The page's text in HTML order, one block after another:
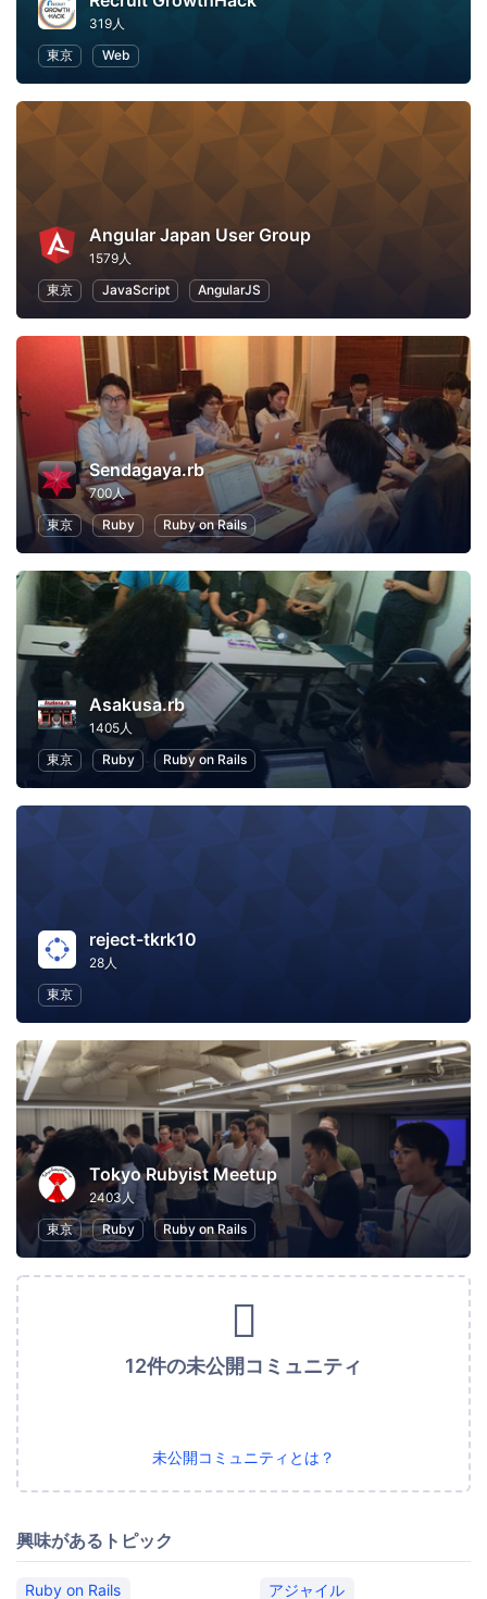
319人
東京
Web
Angular Japan User Group
1579人
東京
JavaScript AngularJS
Sendagaya.rb
700人
東京
Ruby Ruby on Rails
Asakusa.rb
1405人
東京
Ruby Ruby on Rails
reject-tkrk10
28人
東京
Tokyo Rubyist Meetup
2403人
東京
Ruby Ruby on Rails
12件の未公開コミュニティ
未公開コミュニティとは？
興味があるトピック
Ruby on Rails
アジャイル